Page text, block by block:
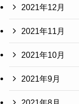
2021年12月
2021年11月
2021年10月
2021年9月